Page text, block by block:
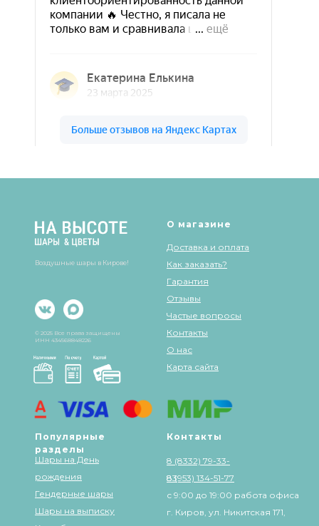
О магазине
Доставка и оплата
Популярные
разделы
Шары на День
рождения
Контакты
© 2025 Все права защищены
Как заказать?
Гарантия
Отзывы
Частые вопросы
Контакты
О нас
Гендерные шары
Шары на выписку
8 (8332) 79-33-
83
8 (953) 134-51-77
с 9:00 до 19:00 работа офиса
г. Киров, ул. Никитская 171,
ИНН 434568848226
Карта сайта
Воздушные шары в Кирове!